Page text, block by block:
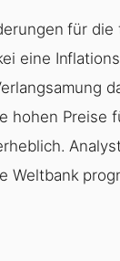
für
eine
hohen Preise
Weltbank